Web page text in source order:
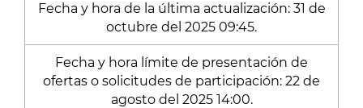
Fecha y hora de la última actualización: 31 de
octubre del 2025 09:45.
Fecha y hora límite de presentación de
ofertas o solicitudes de participación: 22 de
agosto del 2025 14:00.